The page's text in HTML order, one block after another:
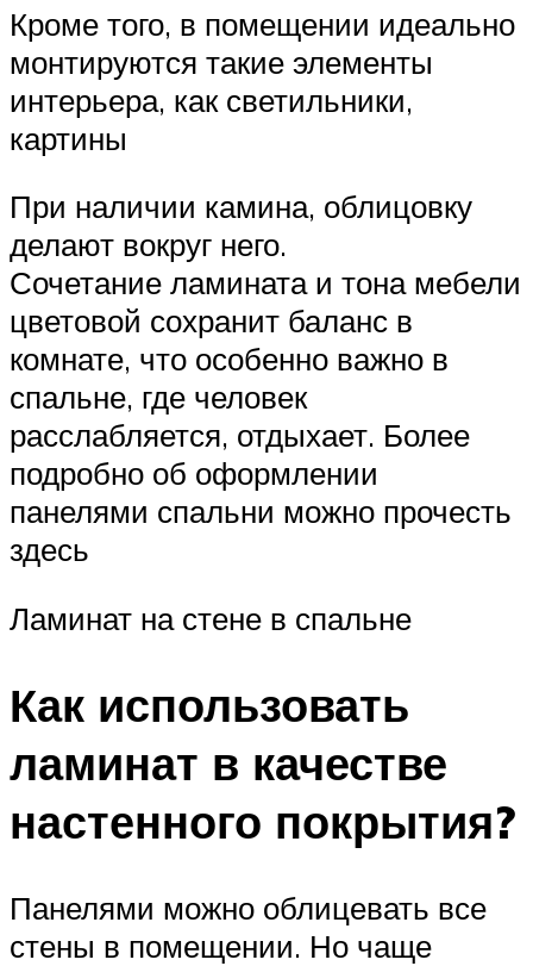
Кроме того, в помещении идеально
монтируются такие элементы
интерьера, как светильники,
картины
При наличии камина, облицовку
делают вокруг него.
Сочетание ламината и тона мебели
цветовой сохранит баланс в
комнате, что особенно важно в
спальне, где человек
расслабляется, отдыхает. Более
подробно об оформлении
панелями спальни можно прочесть
здесь
Ламинат на стене в спальне
Как использовать
ламинат в качестве
настенного покрытия?
Панелями можно облицевать все
стены в помещении. Но чаще